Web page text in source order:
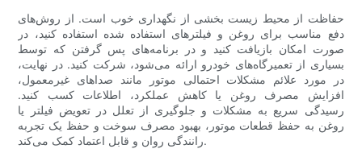
حفاظت از محیط زیست بخشی از نگهداری خوب است. از روش‌های
دفع مناسب برای روغن و فیلترهای استفاده شده استفاده کنید، در
صورت امکان بازیافت کنید و در برنامه‌های پس گرفتن که توسط
بسیاری از تعمیرگاه‌های خودرو ارائه می‌شود، شرکت کنید. در نهایت،
در مورد علائم مشکلات احتمالی موتور مانند صداهای غیرمعمول،
افزایش مصرف روغن یا کاهش عملکرد، اطلاعات کسب کنید.
رسیدگی سریع به مشکلات و جلوگیری از تعلل در تعویض فیلتر یا
روغن به حفظ قطعات موتور، بهبود مصرف سوخت و حفظ یک تجربه
رانندگی روان و قابل اعتماد کمک می‌کند.